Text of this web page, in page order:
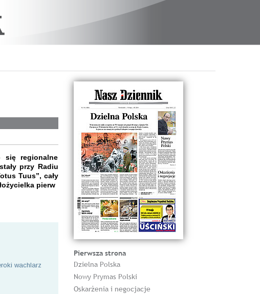
się regionalne
przy Radiu
Tuus”, cały
pierw
wachlarz
Pierwsza strona
Dzielna Polska
Nowy Prymas Polski
Oskarżenia i negocjacje